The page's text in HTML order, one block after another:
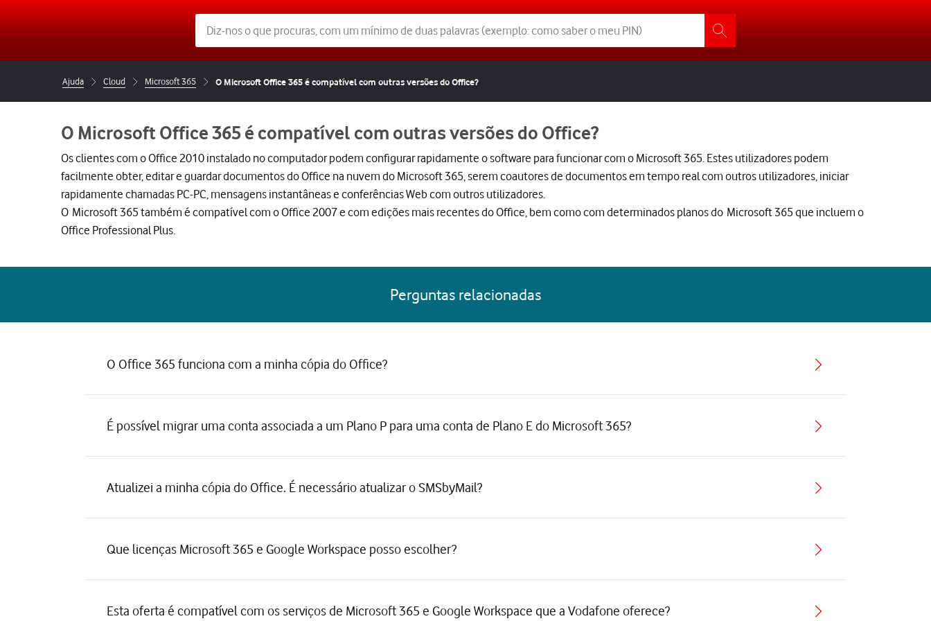
Ajuda Cloud Microsoft 365 O Microsoft Office 365 é compatível com outras versões do Office?
O Microsoft Office 365 é compatível com outras versões do Office?
Os clientes com o Office 2010 instalado no computador podem configurar rapidamente o software para funcionar com o Microsoft 365. Estes utilizadores podem
facilmente obter, editar e guardar documentos do Office na nuvem do Microsoft 365, serem coautores de documentos em tempo real com outros utilizadores, iniciar
rapidamente chamadas PC-PC, mensagens instantâneas e conferências Web com outros utilizadores.
O Microsoft 365 também é compatível com o Office 2007 e com edições mais recentes do Office, bem como com determinados planos do Microsoft 365 que incluem o
Office Professional Plus.
Perguntas relacionadas
O Office 365 funciona com a minha cópia do Office?
É possível migrar uma conta associada a um Plano P para uma conta de Plano E do Microsoft 365?
Atualizei a minha cópia do Office. É necessário atualizar o SMSbyMail?
Que licenças Microsoft 365 e Google Workspace posso escolher?
Esta oferta é compatível com os serviços de Microsoft 365 e Google Workspace que a Vodafone oferece?